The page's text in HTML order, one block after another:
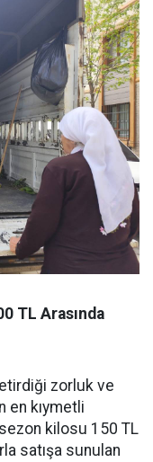
TL Arasında
zorluk ve
en kıymetli
kilosu 150 TL
satışa sunulan